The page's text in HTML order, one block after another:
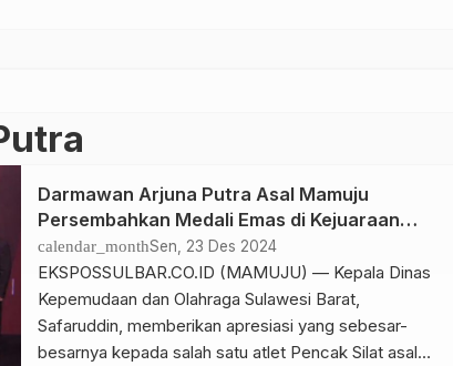
Darmawan Arjuna Putra Asal Mamuju
Persembahkan Medali Emas di Kejuaraan
Dunia Pencak Silat
calendar_monthSen, 23 Des 2024
EKSPOSSULBAR.CO.ID (MAMUJU) — Kepala Dinas
Kepemudaan dan Olahraga Sulawesi Barat,
Safaruddin, memberikan apresiasi yang sebesar-
besarnya kepada salah satu atlet Pencak Silat asal